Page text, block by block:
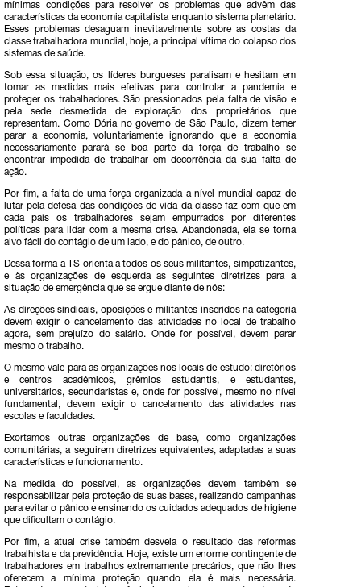
mínimas condições para resolver os problemas que advêm das
características da economia capitalista enquanto sistema planetário.
Esses problemas desaguam inevitavelmente sobre as costas da
classe trabalhadora mundial, hoje, a principal vítima do colapso dos
sistemas de saúde.
Sob essa situação, os líderes burgueses paralisam e hesitam em
tomar as medidas mais efetivas para controlar a pandemia e
proteger os trabalhadores. São pressionados pela falta de visão e
pela sede desmedida de exploração dos proprietários que
representam. Como Dória no governo de São Paulo, dizem temer
parar a economia, voluntariamente ignorando que a economia
necessariamente parará se boa parte da força de trabalho se
encontrar impedida de trabalhar em decorrência da sua falta de
ação.
Por fim, a falta de uma força organizada a nível mundial capaz de
lutar pela defesa das condições de vida da classe faz com que em
cada país os trabalhadores sejam empurrados por diferentes
políticas para lidar com a mesma crise. Abandonada, ela se torna
alvo fácil do contágio de um lado, e do pânico, de outro.
Dessa forma a TS orienta a todos os seus militantes, simpatizantes,
e às organizações de esquerda as seguintes diretrizes para a
situação de emergência que se ergue diante de nós:
As direções sindicais, oposições e militantes inseridos na categoria
devem exigir o cancelamento das atividades no local de trabalho
agora, sem prejuízo do salário. Onde for possível, devem parar
mesmo o trabalho.
O mesmo vale para as organizações nos locais de estudo: diretórios
e centros acadêmicos, grêmios estudantis, e estudantes,
universitários, secundaristas e, onde for possível, mesmo no nível
fundamental, devem exigir o cancelamento das atividades nas
escolas e faculdades.
Exortamos outras organizações de base, como organizações
comunitárias, a seguirem diretrizes equivalentes, adaptadas a suas
características e funcionamento.
Na medida do possível, as organizações devem também se
responsabilizar pela proteção de suas bases, realizando campanhas
para evitar o pânico e ensinando os cuidados adequados de higiene
que dificultam o contágio.
Por fim, a atual crise também desvela o resultado das reformas
trabalhista e da previdência. Hoje, existe um enorme contingente de
trabalhadores em trabalhos extremamente precários, que não lhes
oferecem a mínima proteção quando ela é mais necessária.